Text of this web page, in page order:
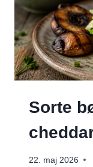
Sorte
22. maj 2026